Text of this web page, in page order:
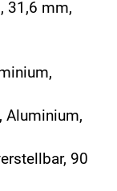
31,6 mm,
Aluminium,
90